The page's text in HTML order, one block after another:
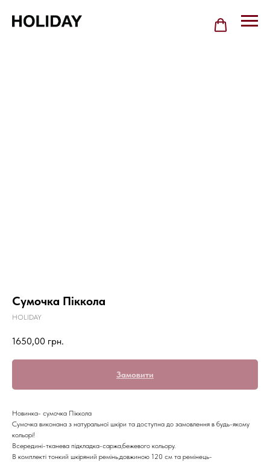
Сумочка Піккола
HOLIDAY
1650,00 грн.
Замовити
Новинка- сумочка Піккола
Сумочка виконана з натуральної шкіри та доступна до замовлення в будь-якому
кольорі!
Всередині-тканева підкладка-саржа,бежевого кольору.
В комплекті тонкий шкіряний ремінь,довжиною 120 см та ремінець-